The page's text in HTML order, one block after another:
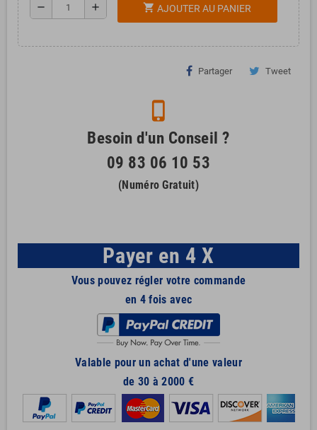
remove add shopping_cart AJOUTER AU PANIER
Partager Tweet
phone_iphone
Besoin d'un Conseil ?
09 83 06 10 53
(Numéro Gratuit)
Payer en 4 X
Vous pouvez régler votre commande
en 4 fois avec
Valable pour un achat d'une valeur
de 30 à 2000 €